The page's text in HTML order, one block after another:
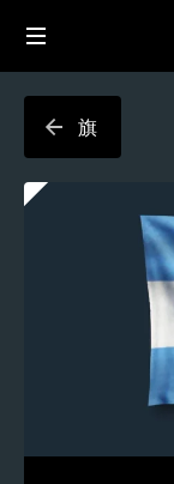
旗